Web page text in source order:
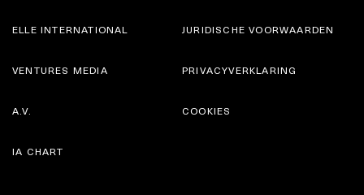
ELLE INTERNATIONAL
VENTURES MEDIA
JURIDISCHE VOORWAARDEN
PRIVACYVERKLARING
A.V.
IA CHART
COOKIES